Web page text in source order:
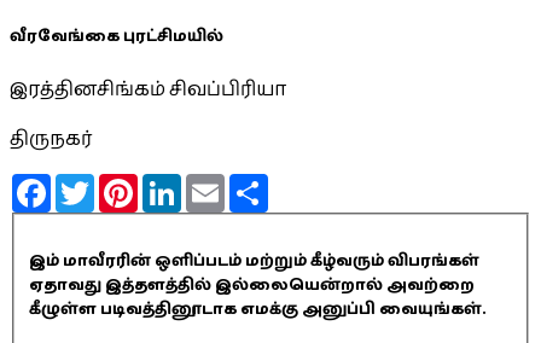
வீரவேங்கை புரட்சிமயில்
இரத்தினசிங்கம் சிவப்பிரியா
திருநகர்
FacebookTwitterPinterestLinkedInEmail
இம் மாவீரரின் ஒளிப்படம் மற்றும் கீழ்வரும் விபரங்கள்
ஏதாவது இத்தளத்தில் இல்லையென்றால் அவற்றை
கீழுள்ள படிவத்தினூடாக எமக்கு அனுப்பி வையுங்கள்.